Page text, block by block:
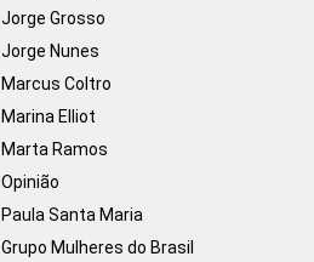
Jorge Grosso
Jorge Nunes
Marcus Coltro
Marina Elliot
Marta Ramos
Opinião
Paula Santa Maria
Grupo Mulheres do Brasil